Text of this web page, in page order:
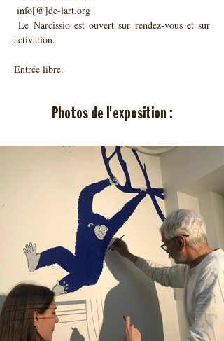
Le Narcissio est ouvert sur rendez-vous et sur
Entrée libre.
Photos de l'exposition :